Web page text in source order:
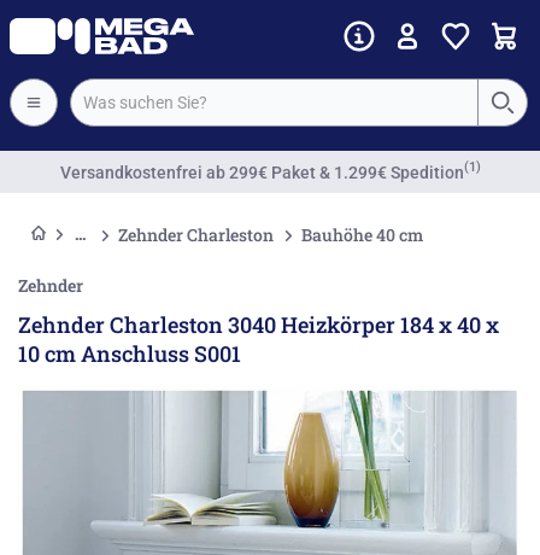
Vorkassenrabatt
Zehnder Charleston Bauhöhe 40 cm
Zehnder
Zehnder Charleston 3040 Heizkörper 184 x 40 x
10 cm Anschluss S001